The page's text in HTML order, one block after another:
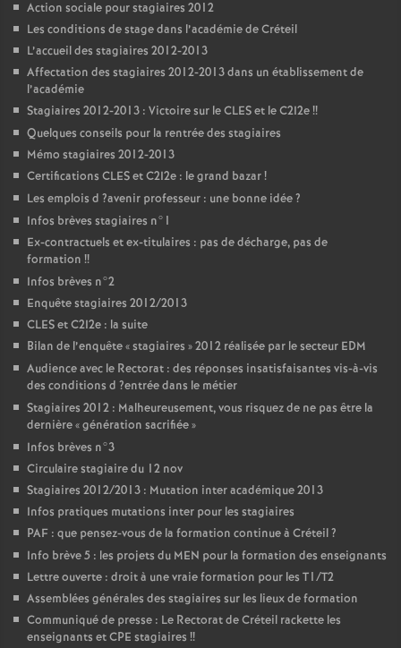
Action sociale pour stagiaires 2012
Les conditions de stage dans l’académie de Créteil
L’accueil des stagiaires 2012-2013
Affectation des stagiaires 2012-2013 dans un établissement de
l’académie
Stagiaires 2012-2013 : Victoire sur leCLESet le C2I2e!!
Quelques conseils pour la rentrée des stagiaires
Mémo stagiaires 2012-2013
Certifications CLESet C2I2e : le grand bazar!
Les emplois d ?avenir professeur : une bonne idée?
Infos brèves stagiaires n°1
Ex-contractuels et ex-titulaires : pas de décharge, pas de
formation !!
Infos brèves n°2
Enquête stagiaires 2012/2013
CLESet C2I2e : la suite
Bilan de l’enquête «stagiaires » 2012 réalisée par le secteur EDM
Audience avec le Rectorat : des réponses insatisfaisantes vis-à-vis
des conditions d ?entrée dans le métier
Stagiaires 2012 : Malheureusement, vous risquez de ne pas être la
dernière «génération sacrifiée»
Infos brèves n°3
Circulaire stagiaire du 12 nov
Stagiaires 2012/2013 : Mutation inter académique 2013
Infos pratiques mutations inter pour les stagiaires
PAF : que pensez-vous de la formation continue à Créteil?
Info brève 5 : les projets du MEN pour la formation des enseignants
Lettre ouverte : droit à une vraie formation pour les T1/T2
Assemblées générales des stagiaires sur les lieux de formation
Communiqué de presse : Le Rectorat de Créteil rackette les
enseignants etCPE stagiaires !!